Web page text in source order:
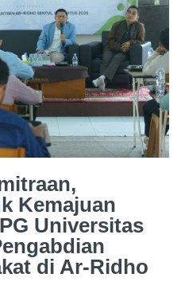
Kemajuan
Universitas
di Ar-Ridho